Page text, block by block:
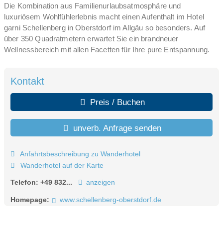
Die Kombination aus Familienurlaubsatmosphäre und
luxuriösem Wohlfühlerlebnis macht einen Aufenthalt im Hotel
garni Schellenberg in Oberstdorf im Allgäu so besonders. Auf
über 350 Quadratmetern erwartet Sie ein brandneuer
Wellnessbereich mit allen Facetten für Ihre pure Entspannung.
Kontakt
Preis / Buchen
unverb. Anfrage senden
Anfahrtsbeschreibung zu Wanderhotel
Wanderhotel auf der Karte
Telefon: +49 832... anzeigen
Homepage: www.schellenberg-oberstdorf.de